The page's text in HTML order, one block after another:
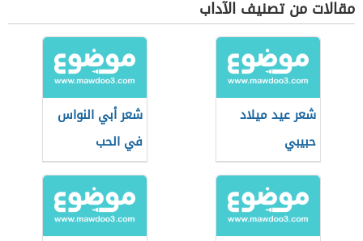
مقالات من تصنيف الآداب
شعر عيد ميلاد
حبيبي
شعر أبي النواس
في الحب